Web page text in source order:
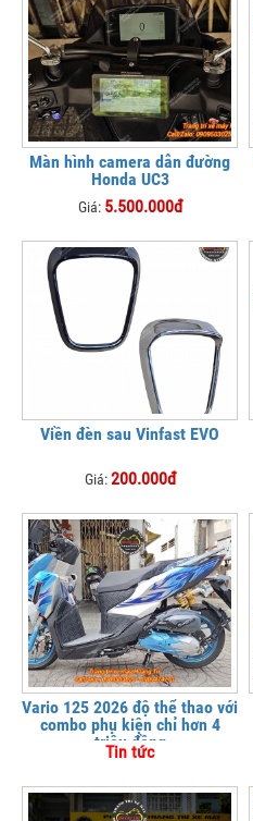
Màn hình camera dẫn đường
Honda UC3
Giá: 5.500.000đ
Viền đèn sau Vinfast EVO
Giá:200.000đ
Vario 125 2026 độ thể thao với
combo phụ kiện chỉ hơn 4
triệu đồng
Tin tức